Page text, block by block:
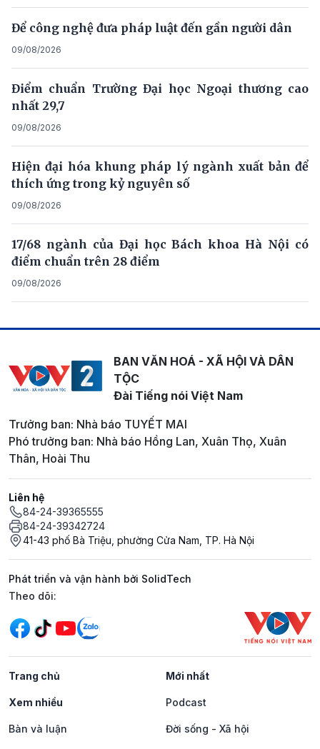
Để công nghệ đưa pháp luật đến gần người dân
09/08/2026
Điểm chuẩn Trường Đại học Ngoại thương cao
nhất 29,7
09/08/2026
Hiện đại hóa khung pháp lý ngành xuất bản để
thích ứng trong kỷ nguyên số
09/08/2026
17/68 ngành của Đại học Bách khoa Hà Nội có
điểm chuẩn trên 28 điểm
09/08/2026
BAN VĂN HOÁ - XÃ HỘI VÀ DÂN
TỘC
Đài Tiếng nói Việt Nam
Trưởng ban: Nhà báo TUYẾT MAI
Phó trưởng ban: Nhà báo Hồng Lan, Xuân Thọ, Xuân
Thân, Hoài Thu
Liên hệ
84-24-39365555
84-24-39342724
41-43 phố Bà Triệu, phường Cửa Nam, TP. Hà Nội
Phát triển và vận hành bởi SolidTech
Mạng xã hội
Theo dõi:
Trang chủ Mới nhất
Xem nhiều Podcast
Bàn và luận Đời sống - Xã hội